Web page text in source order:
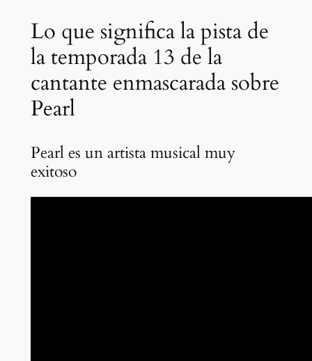
Lo que significa la pista de
la temporada 13 de la
cantante enmascarada sobre
Pearl
Pearl es un artista musical muy
exitoso